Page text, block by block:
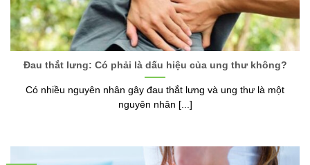
Đau thắt lưng: Có phải là dấu hiệu của ung thư không?
Có nhiều nguyên nhân gây đau thắt lưng và ung thư là một
nguyên nhân [...]